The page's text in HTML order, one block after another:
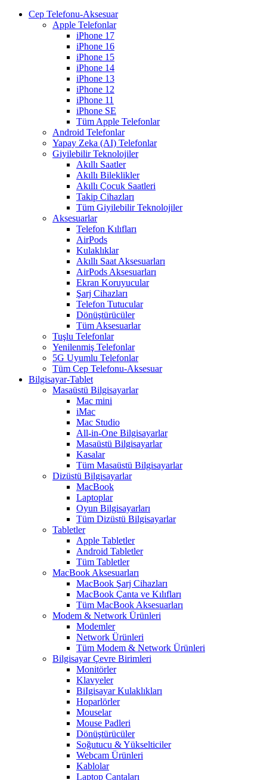
Cep Telefonu-Aksesuar
Apple Telefonlar
iPhone 17
iPhone 16
iPhone 15
iPhone 14
iPhone 13
iPhone 12
iPhone 11
iPhone SE
Tüm Apple Telefonlar
Android Telefonlar
Yapay Zeka (AI) Telefonlar
Giyilebilir Teknolojiler
Akıllı Saatler
Akıllı Bileklikler
Akıllı Çocuk Saatleri
Takip Cihazları
Tüm Giyilebilir Teknolojiler
Aksesuarlar
Telefon Kılıfları
AirPods
Kulaklıklar
Akıllı Saat Aksesuarları
AirPods Aksesuarları
Ekran Koruyucular
Şarj Cihazları
Telefon Tutucular
Dönüştürücüler
Tüm Aksesuarlar
Tuşlu Telefonlar
Yenilenmiş Telefonlar
5G Uyumlu Telefonlar
Tüm Cep Telefonu-Aksesuar
Bilgisayar-Tablet
Masaüstü Bilgisayarlar
Mac mini
iMac
Mac Studio
All-in-One Bilgisayarlar
Masaüstü Bilgisayarlar
Kasalar
Tüm Masaüstü Bilgisayarlar
Dizüstü Bilgisayarlar
MacBook
Laptoplar
Oyun Bilgisayarları
Tüm Dizüstü Bilgisayarlar
Tabletler
Apple Tabletler
Android Tabletler
Tüm Tabletler
MacBook Aksesuarları
MacBook Şarj Cihazları
MacBook Çanta ve Kılıfları
Tüm MacBook Aksesuarları
Modem & Network Ürünleri
Modemler
Network Ürünleri
Tüm Modem & Network Ürünleri
Bilgisayar Çevre Birimleri
Monitörler
Klavyeler
BiIgisayar Kulaklıkları
Hoparlörler
Mouselar
Mouse Padleri
Dönüştürücüler
Soğutucu & Yükselticiler
Webcam Ürünleri
Kablolar
Laptop Çantaları